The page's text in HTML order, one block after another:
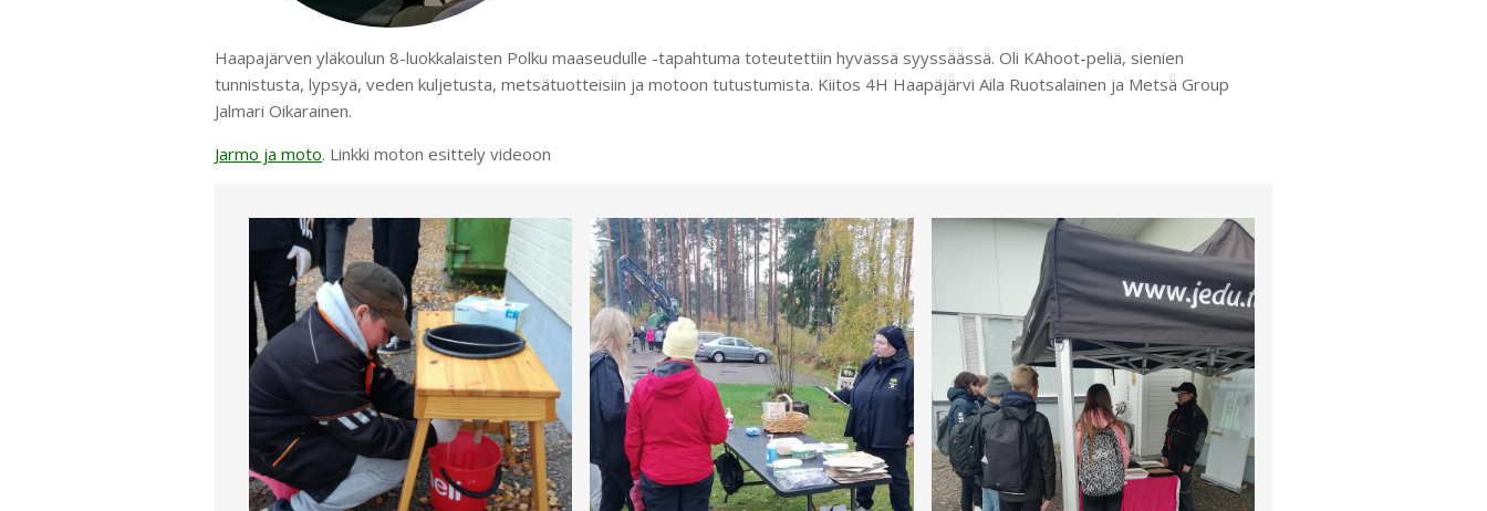
Haapajärven yläkoulun 8-luokkalaisten Polku maaseudulle -tapahtuma toteutettiin hyvässä syyssäässä. Oli KAhoot-peliä, sienien
tunnistusta, lypsyä, veden kuljetusta, metsätuotteisiin ja motoon tutustumista. Kiitos 4H Haapäjärvi Aila Ruotsalainen ja Metsä Group
Jalmari Oikarainen.
Jarmo ja moto. Linkki moton esittely videoon